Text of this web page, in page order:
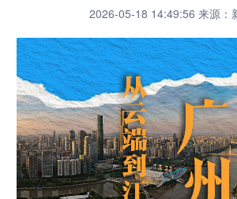
全球连线
科技 科创 量子
文化 书画 健康
访谈 视频 图片
法律 中央文件 金融
食品 人居 信息化
2026-05-18 14:49:56 来源：